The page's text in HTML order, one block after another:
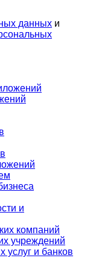
данных и
и
компаний
учреждений
и банков